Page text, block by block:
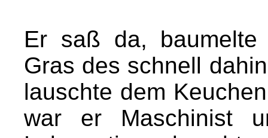
Er saß da,
Gras des schnell
lauschte dem
war er Maschinist